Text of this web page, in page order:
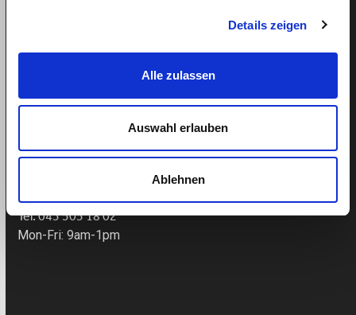
Details zeigen
Alle zulassen
Auswahl erlauben
Ablehnen
Support
Helpcenter
Tel: 043 505 18 02
Mon-Fri: 9am-1pm